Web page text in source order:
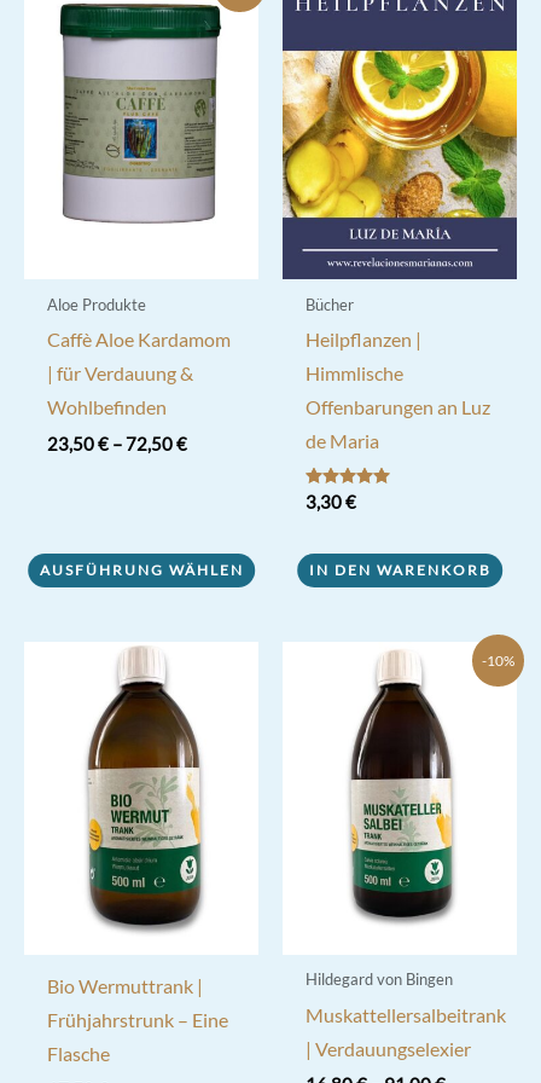
Aloe Produkte
Caffè Aloe Kardamom
| für Verdauung &
Wohlbefinden
23,50€–72,50€
AUSFÜHRUNG WÄHLEN
mehrere
auf.
Optionen
können
Produktseite
gewählt
werden
Bücher
Heilpflanzen |
Himmlische
Offenbarungen an Luz
de Maria
Bewertet mit
5.00
3,30€
IN DEN WARENKORB
Bio Wermuttrank |
Frühjahrstrunk – Eine
Flasche
-10%
Hildegard von Bingen
Muskattellersalbeitrank
| Verdauungselexier